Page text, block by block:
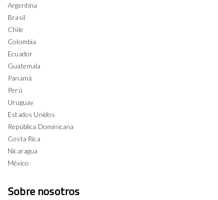
Argentina
Brasil
Chile
Colombia
Ecuador
Guatemala
Panamá
Perú
Uruguay
Estados Unidos
República Dominicana
Costa Rica
Nicaragua
México
Sobre nosotros